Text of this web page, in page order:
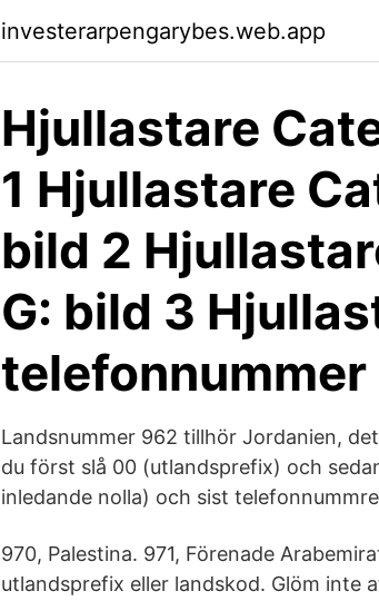
investerarpengarybes.web.app
Hjullastare
1 Hjullastare
bild 2
G: bild 3
Landsnummer 962 tillhör Jordanien,
du först slå 00 (utlandsprefix) och
inledande nolla) och sist
970, Palestina. 971, Förenade
utlandsprefix eller landskod. Glöm inte